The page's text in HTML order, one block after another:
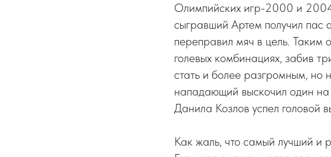
Олимпийских игр-2000 и
сыгравший Артем получил пас
переправил мяч в цель. Таким
голевых комбинациях, забив
стать и более разгромным, но
нападающий выскочил один
Данила Козлов успел головой
Как жаль, что самый лучший и